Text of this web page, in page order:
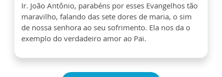
Ir. João Antônio, parabéns por esses Evangelhos tão
maravilho, falando das sete dores de maria, o sim
de nossa senhora ao seu sofrimento. Ela nos da o
exemplo do verdadeiro amor ao Pai.